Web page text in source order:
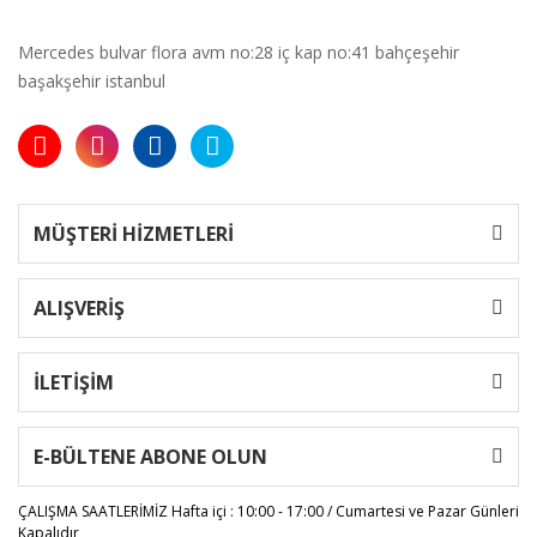
Mercedes bulvar flora avm no:28 iç kap no:41 bahçeşehir
başakşehir istanbul
MÜŞTERİ HİZMETLERİ
ALIŞVERİŞ
İLETİŞİM
E-BÜLTENE ABONE OLUN
ÇALIŞMA SAATLERİMİZHafta içi : 10:00 - 17:00 / Cumartesi ve Pazar Günleri
Kapalıdır